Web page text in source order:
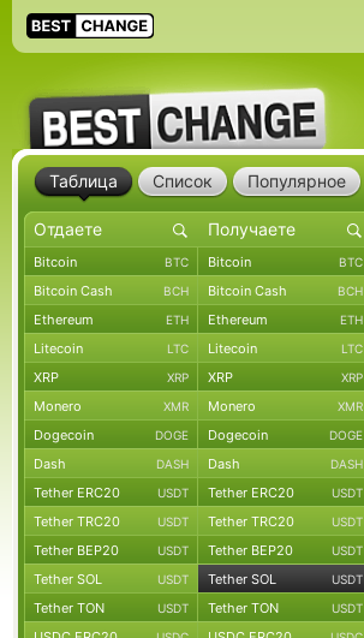
Таблица Список Популярное
Bitcoin BTC Bitcoin BTC
Bitcoin Cash BCH Bitcoin Cash BCH
Ethereum ETH Ethereum ETH
Litecoin LTC Litecoin LTC
XRP XRP XRP XRP
Monero XMR Monero XMR
Dogecoin DOGE Dogecoin DOGE
Dash DASH Dash DASH
Tether ERC20 USDT Tether ERC20 USDT
Tether TRC20 USDT Tether TRC20 USDT
Tether BEP20 USDT Tether BEP20 USDT
Tether SOL USDT Tether SOL USDT
Tether TON USDT Tether TON USDT